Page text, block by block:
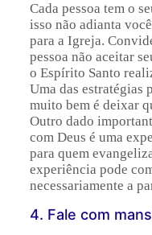
Cada pessoa tem o
isso não adianta
para a Igreja.
pessoa não aceitar
o Espírito Santo
Uma das estratégias
muito bem é deixar
Outro dado
com Deus é uma
para quem
experiência pode
necessariamente a
4. Fale com